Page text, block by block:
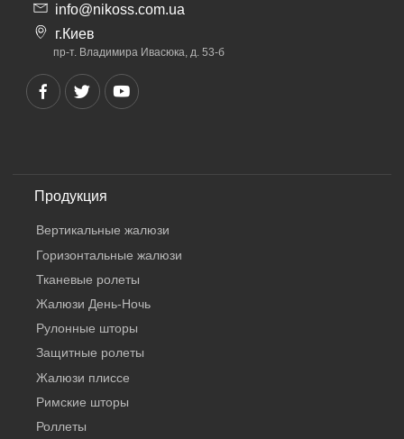
info@nikoss.com.ua
г.Киев
пр-т. Владимира Ивасюка, д. 53-б
Продукция
Вертикальные жалюзи
Горизонтальные жалюзи
Тканевые ролеты
Жалюзи День-Ночь
Рулонные шторы
Защитные ролеты
Жалюзи плиссе
Римские шторы
Роллеты